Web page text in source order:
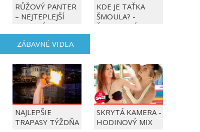
RŮŽOVÝ PANTER
– NEJTEPLEJŠÍ
OBDOBÍ ROKU
KDE JE TAŤKA
ŠMOULA? -
ŠMOULOVÉ
ZÁBAVNÉ VIDEA
NAJLEPŠIE
TRAPASY TÝŽDŇA
SKRYTÁ KAMERA -
HODINOVÝ MIX